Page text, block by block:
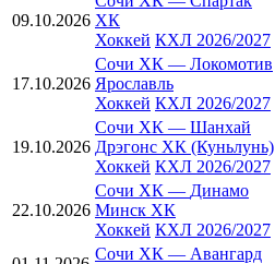
09.10.2026 ХК
Хоккей КХЛ 2026/2027
17.10.2026
Сочи ХК — Локомотив
Ярославль
Хоккей КХЛ 2026/2027
19.10.2026
Сочи ХК — Шанхай
Дрэгонс ХК (Куньлунь)
Хоккей КХЛ 2026/2027
22.10.2026
Сочи ХК — Динамо
Минск ХК
Хоккей КХЛ 2026/2027
Сочи ХК — Авангард